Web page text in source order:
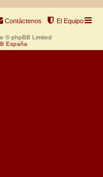
El Equipo
Contáctenos
© phpBB Limited
España